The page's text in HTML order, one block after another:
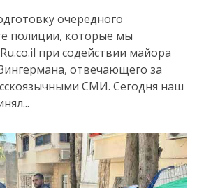
очередного
полиции, которые мы
при содействии майора
отвечающего за
СМИ. Сегодня наш